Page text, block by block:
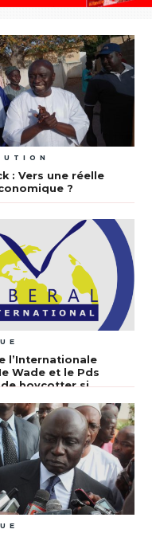
: Vers une réelle
?
l’Internationale
Wade et le Pds
boycotter si…